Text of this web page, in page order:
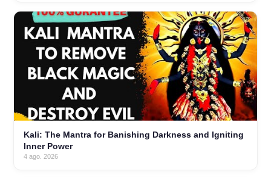
Kali: The Mantra for Banishing Darkness and Igniting
Inner Power
4 ago. 2026